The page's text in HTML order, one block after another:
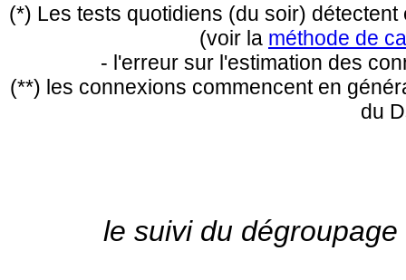
(*) Les tests quotidiens (du soir)
(voir la méthode de
- l'erreur sur l'estimation des
(**) les connexions commencent en
du
le suivi du